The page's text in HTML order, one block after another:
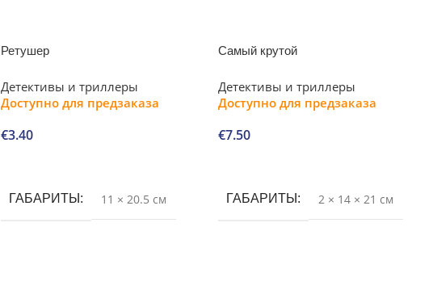
Ретушер
Детективы и триллеры
Доступно для предзаказа
€3.40
ГАБАРИТЫ 11 × 20.5 см
Самый крутой
Детективы и триллеры
Доступно для предзаказа
€7.50
ГАБАРИТЫ 2 × 14 × 21 см